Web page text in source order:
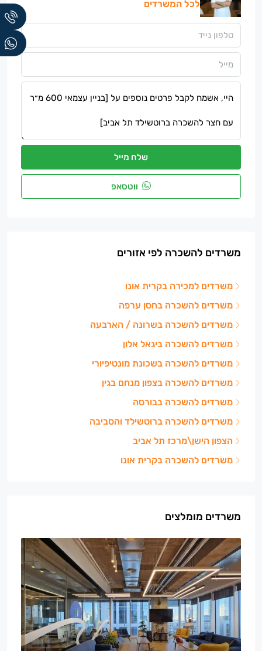
לכל המשרדים
שלח מייל
ווטסאפ
משרדים להשכרה לפי אזורים
משרדים למכירה בקרית אונו
משרדים להשכרה בחסן ערפה
משרדים להשכרה בשרונה / הארבעה
משרדים להשכרה ביגאל אלון
משרדים להשכרה בשכונת מונטיפיורי
משרדים להשכרה בצפון מנחם בגין
משרדים להשכרה בבורסה
משרדים להשכרה ברוטשילד והסביבה
הצפון הישן\מרכז תל אביב
משרדים להשכרה בקרית אונו
משרדים מומלצים